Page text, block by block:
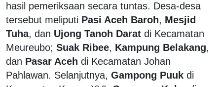
hasil pemeriksaan secara tuntas. Desa-desa
tersebut meliputi Pasi Aceh Baroh, Mesjid
Tuha, dan Ujong Tanoh Darat di Kecamatan
Meureubo; Suak Ribee, Kampung Belakang,
dan Pasar Aceh di Kecamatan Johan
Pahlawan. Selanjutnya, Gampong Puuk di